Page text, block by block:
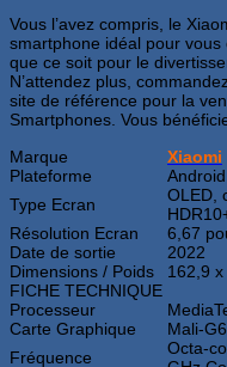
Vous l’avez compris, le
smartphone idéal pour
que ce soit pour le
N’attendez plus,
site de référence pour la
Smartphones. Vous
Marque
Xiaomi
Plateforme
Type Ecran
OLED,
Résolution Ecran
6,67
Date de sortie
2022
Dimensions / Poids
162,9
FICHE TECHNIQUE
Processeur
Carte Graphique
Mali-
Fréquence
Octa-